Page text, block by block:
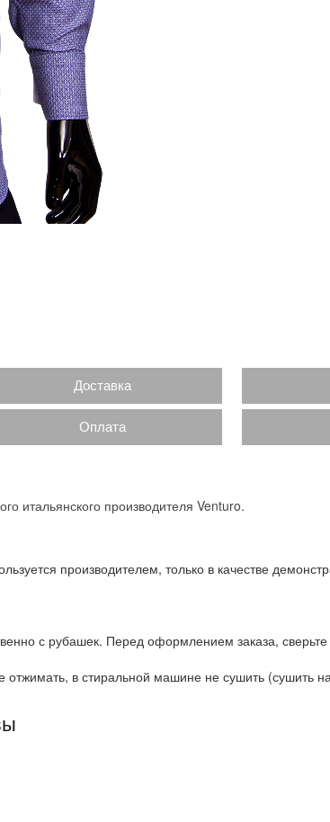
Доставка
Оплата
итальянского производителя Venturo.
производителем, только в качестве
с рубашек. Перед оформлением заказа,
в стиральной машине не сушить (сушить